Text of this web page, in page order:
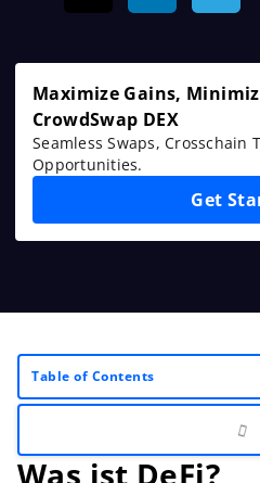
Maximize Gains,
CrowdSwap DEX
Seamless Swaps, Crosschain
Opportunities.
Get
Table of Contents
Was ist DeFi?